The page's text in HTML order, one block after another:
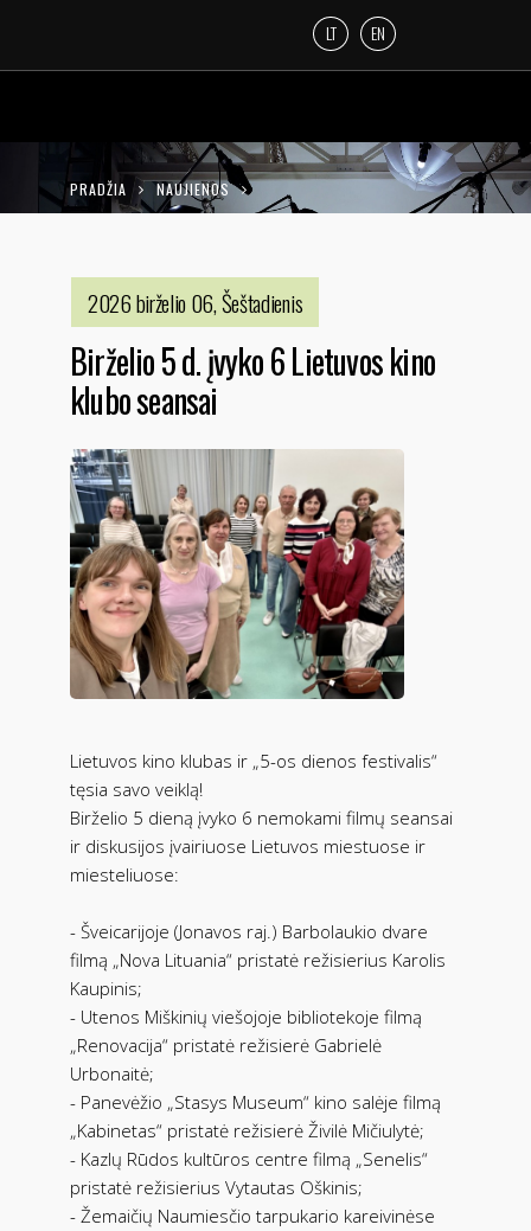
LT EN
PRADŽIA NAUJIENOS
SEANSAI
2026 birželio 06, Šeštadienis
Birželio 5 d. įvyko 6 Lietuvos kino
klubo seansai
Lietuvos kino klubas ir „5-os dienos festivalis“
tęsia savo veiklą!
Birželio 5 dieną įvyko 6 nemokami filmų seansai
ir diskusijos įvairiuose Lietuvos miestuose ir
miesteliuose:
- Šveicarijoje (Jonavos raj.) Barbolaukio dvare
filmą „Nova Lituania“ pristatė režisierius Karolis
Kaupinis;
- Utenos Miškinių viešojoje bibliotekoje filmą
„Renovacija“ pristatė režisierė Gabrielė
Urbonaitė;
- Panevėžio „Stasys Museum“ kino salėje filmą
„Kabinetas“ pristatė režisierė Živilė Mičiulytė;
- Kazlų Rūdos kultūros centre filmą „Senelis“
pristatė režisierius Vytautas Oškinis;
- Žemaičių Naumiesčio tarpukario kareivinėse